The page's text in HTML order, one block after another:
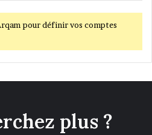
pour définir vos comptes
plus ?